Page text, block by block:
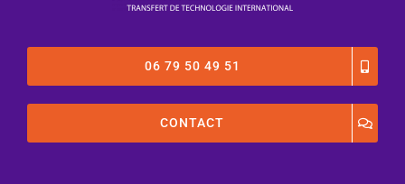
06 79 50 49 51
CONTACT